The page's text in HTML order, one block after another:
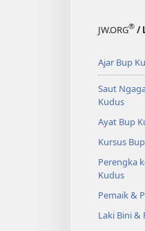
JW.ORG® /
Ajar Bup
Saut
Kudus
Ayat Bup
Kursus
Perengka
Kudus
Pemaik &
Laki Bini &